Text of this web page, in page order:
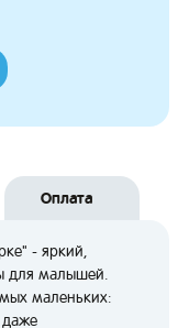
Оплата
- яркий,
для малышей.
маленьких:
даже